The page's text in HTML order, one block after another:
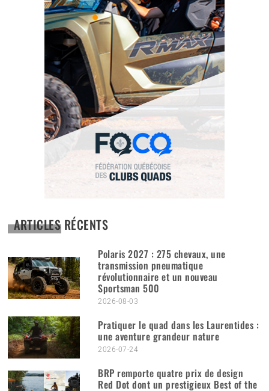
ARTICLES RÉCENTS
Polaris 2027 : 275 chevaux, une
transmission pneumatique
révolutionnaire et un nouveau
Sportsman 500
2026-08-03
Pratiquer le quad dans les Laurentides :
une aventure grandeur nature
2026-07-24
BRP remporte quatre prix de design
Red Dot dont un prestigieux Best of the